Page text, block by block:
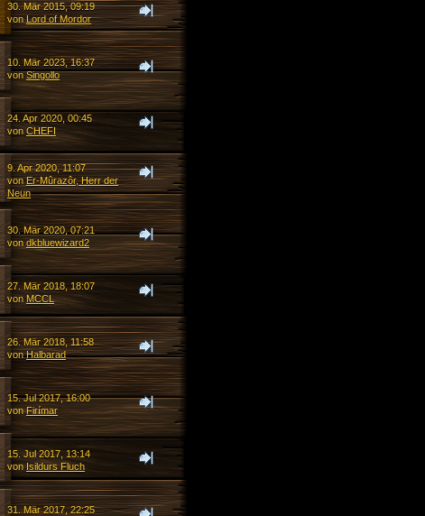
30. Mär 2015, 09:19
vonLord of Mordor
10. Mär 2023, 16:37
vonSingollo
24. Apr 2020, 00:45
von CHEFI
9. Apr 2020, 11:07
vonEr-Mûrazôr, Herr der
Neun
30. Mär 2020, 07:21
vondkbluewizard2
27. Mär 2018, 18:07
vonMCCL
26. Mär 2018, 11:58
vonHalbarad
15. Jul 2017, 16:00
vonFirímar
15. Jul 2017, 13:14
von Isildurs Fluch
31. Mär 2017, 22:25